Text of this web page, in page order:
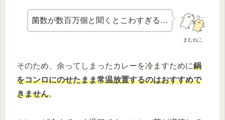
まむねこ
菌数が数百万個と聞くとこわすぎる…
そのため、余ってしまったカレーを冷ますために鍋
をコンロにのせたまま常温放置するのはおすすめで
きません。